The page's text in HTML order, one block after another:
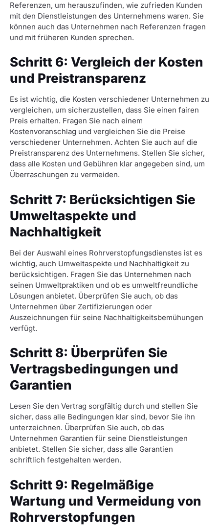
Referenzen, um herauszufinden, wie zufrieden Kunden
mit den Dienstleistungen des Unternehmens waren. Sie
können auch das Unternehmen nach Referenzen fragen
und mit früheren Kunden sprechen.
Schritt 6: Vergleich der Kosten
und Preistransparenz
Es ist wichtig, die Kosten verschiedener Unternehmen zu
vergleichen, um sicherzustellen, dass Sie einen fairen
Preis erhalten. Fragen Sie nach einem
Kostenvoranschlag und vergleichen Sie die Preise
verschiedener Unternehmen. Achten Sie auch auf die
Preistransparenz des Unternehmens. Stellen Sie sicher,
dass alle Kosten und Gebühren klar angegeben sind, um
Überraschungen zu vermeiden.
Schritt 7: Berücksichtigen Sie
Umweltaspekte und
Nachhaltigkeit
Bei der Auswahl eines Rohrverstopfungsdienstes ist es
wichtig, auch Umweltaspekte und Nachhaltigkeit zu
berücksichtigen. Fragen Sie das Unternehmen nach
seinen Umweltpraktiken und ob es umweltfreundliche
Lösungen anbietet. Überprüfen Sie auch, ob das
Unternehmen über Zertifizierungen oder
Auszeichnungen für seine Nachhaltigkeitsbemühungen
verfügt.
Schritt 8: Überprüfen Sie
Vertragsbedingungen und
Garantien
Lesen Sie den Vertrag sorgfältig durch und stellen Sie
sicher, dass alle Bedingungen klar sind, bevor Sie ihn
unterzeichnen. Überprüfen Sie auch, ob das
Unternehmen Garantien für seine Dienstleistungen
anbietet. Stellen Sie sicher, dass alle Garantien
schriftlich festgehalten werden.
Schritt 9: Regelmäßige
Wartung und Vermeidung von
Rohrverstopfungen